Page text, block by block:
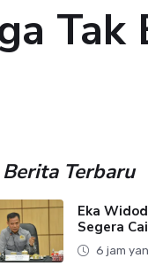
Tak
Berita Terbaru
Eka
Segera
6 jam